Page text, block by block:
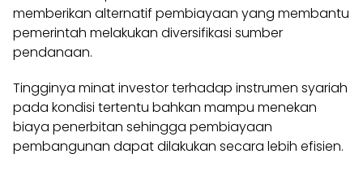
memberikan alternatif pembiayaan yang membantu
pemerintah melakukan diversifikasi sumber
pendanaan.
Tingginya minat investor terhadap instrumen syariah
pada kondisi tertentu bahkan mampu menekan
biaya penerbitan sehingga pembiayaan
pembangunan dapat dilakukan secara lebih efisien.